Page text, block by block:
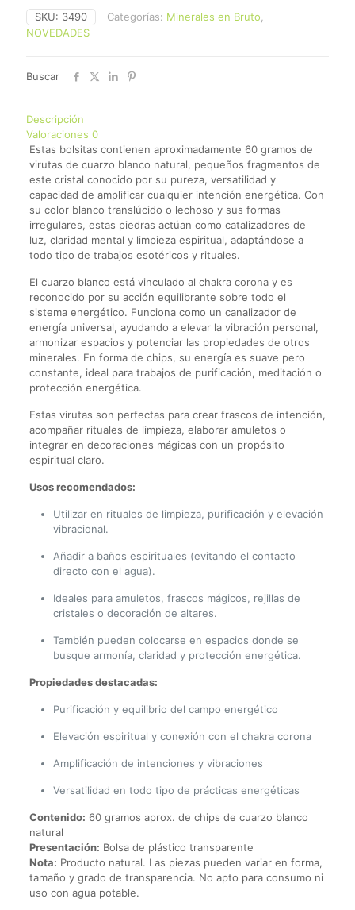
Blanco
(60gr)
cantidad
SKU: 3490 Categorías: Minerales en Bruto,
NOVEDADES
Buscar
Descripción
Valoraciones 0
Estas bolsitas contienen aproximadamente 60 gramos de
virutas de cuarzo blanco natural, pequeños fragmentos de
este cristal conocido por su pureza, versatilidad y
capacidad de amplificar cualquier intención energética. Con
su color blanco translúcido o lechoso y sus formas
irregulares, estas piedras actúan como catalizadores de
luz, claridad mental y limpieza espiritual, adaptándose a
todo tipo de trabajos esotéricos y rituales.
El cuarzo blanco está vinculado al chakra corona y es
reconocido por su acción equilibrante sobre todo el
sistema energético. Funciona como un canalizador de
energía universal, ayudando a elevar la vibración personal,
armonizar espacios y potenciar las propiedades de otros
minerales. En forma de chips, su energía es suave pero
constante, ideal para trabajos de purificación, meditación o
protección energética.
Estas virutas son perfectas para crear frascos de intención,
acompañar rituales de limpieza, elaborar amuletos o
integrar en decoraciones mágicas con un propósito
espiritual claro.
Usos recomendados:
Utilizar en rituales de limpieza, purificación y elevación
vibracional.
Añadir a baños espirituales (evitando el contacto
directo con el agua).
Ideales para amuletos, frascos mágicos, rejillas de
cristales o decoración de altares.
También pueden colocarse en espacios donde se
busque armonía, claridad y protección energética.
Propiedades destacadas:
Purificación y equilibrio del campo energético
Elevación espiritual y conexión con el chakra corona
Amplificación de intenciones y vibraciones
Versatilidad en todo tipo de prácticas energéticas
Contenido: 60 gramos aprox. de chips de cuarzo blanco
natural
Presentación: Bolsa de plástico transparente
Nota: Producto natural. Las piezas pueden variar en forma,
tamaño y grado de transparencia. No apto para consumo ni
uso con agua potable.